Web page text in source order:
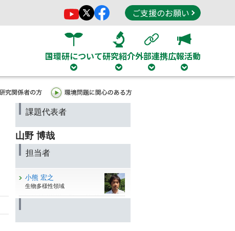
ご支援のお願い
国環研について研究紹介外部連携広報活動
課題代表者
山野 博哉
担当者
小熊 宏之
生物多様性領域